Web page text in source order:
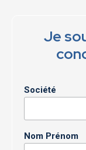
Je
Société
Nom Prénom